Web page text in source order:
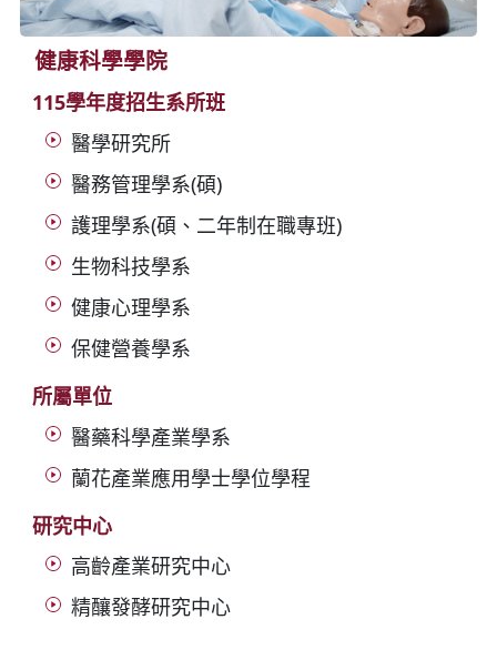
健康科學學院
115學年度招生系所班
醫學研究所
醫務管理學系(碩)
護理學系(碩、二年制在職專班)
生物科技學系
健康心理學系
保健營養學系
所屬單位
醫藥科學產業學系
蘭花產業應用學士學位學程
研究中心
高齡產業研究中心
精釀發酵研究中心